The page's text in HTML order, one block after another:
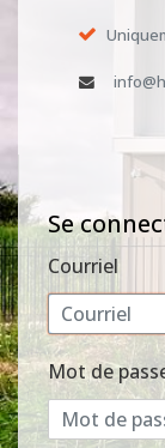
Se
Courriel
Mot de